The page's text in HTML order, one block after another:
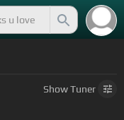
ShowTuner